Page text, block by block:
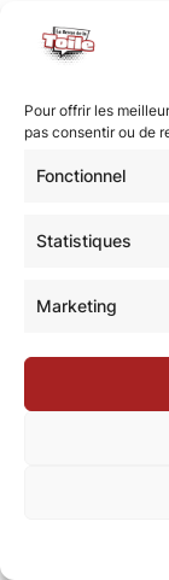
Pour offrir les
pas consentir ou de
Fonctionnel
Statistiques
Marketing